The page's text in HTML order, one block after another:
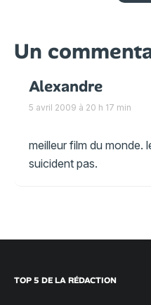
Un
Alexandre
5 avril 2009 à 20 h 17 min
meilleur film du monde.
suicident pas.
TOP 5 DE LA RÉDACTION